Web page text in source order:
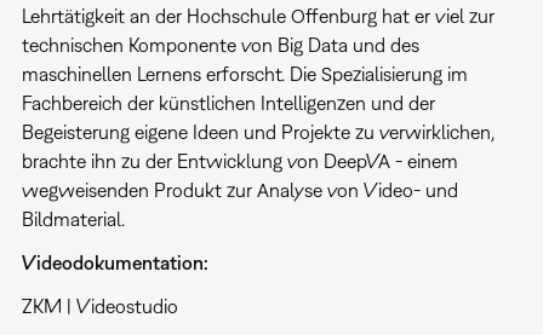
Lehrtätigkeit an der Hochschule Offenburg hat er viel zur
technischen Komponente von Big Data und des
maschinellen Lernens erforscht. Die Spezialisierung im
Fachbereich der künstlichen Intelligenzen und der
Begeisterung eigene Ideen und Projekte zu verwirklichen,
brachte ihn zu der Entwicklung von DeepVA - einem
wegweisenden Produkt zur Analyse von Video- und
Bildmaterial.
Videodokumentation:
ZKM | Videostudio